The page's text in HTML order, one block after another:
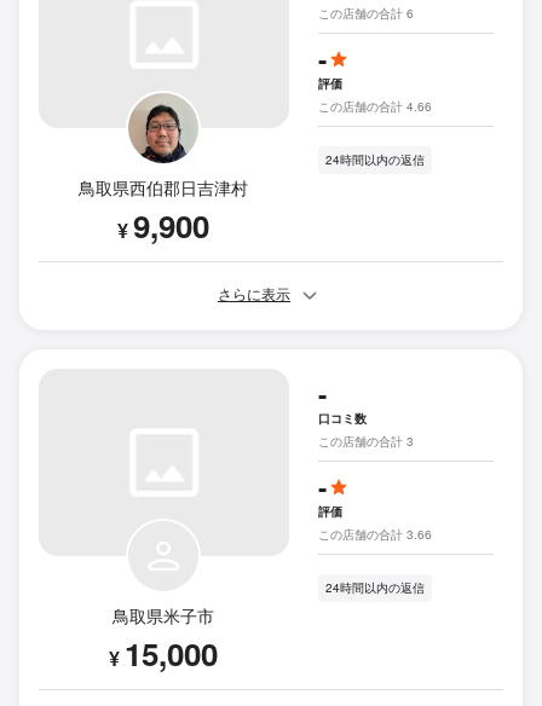
鳥取県西伯郡日吉津村
¥9,900
この店舗の合計 6
-
評価
この店舗の合計 4.66
24時間以内の返信
さらに表示
鳥取県米子市
¥ 15,000
-
口コミ数
この店舗の合計 3
-
評価
この店舗の合計 3.66
24時間以内の返信